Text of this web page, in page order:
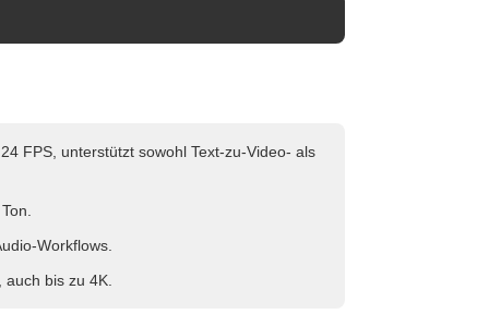
FPS, unterstützt sowohl Text-zu-Video- als
Workflows.
bis zu 4K.